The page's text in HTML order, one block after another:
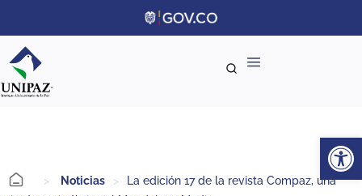
> Noticias >
La edición 17 de la revista Compaz, una